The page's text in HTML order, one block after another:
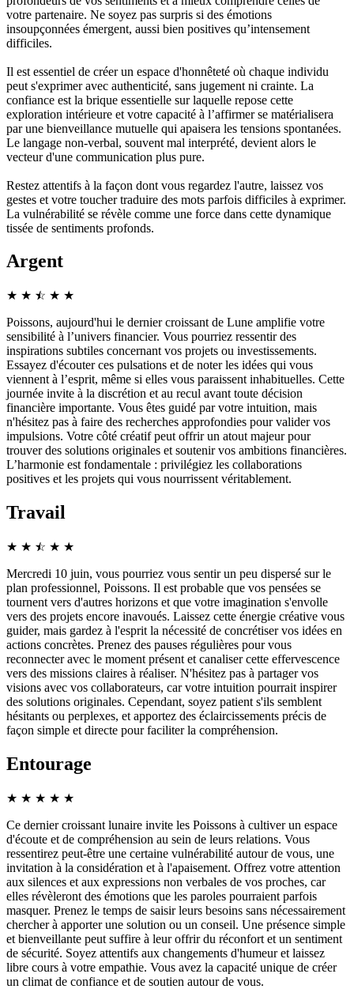
votre partenaire. Ne soyez pas surpris si des émotions
insoupçonnées émergent, aussi bien positives qu’intensement
difficiles.
Il est essentiel de créer un espace d'honnêteté où chaque individu
peut s'exprimer avec authenticité, sans jugement ni crainte. La
confiance est la brique essentielle sur laquelle repose cette
exploration intérieure et votre capacité à l’affirmer se matérialisera
par une bienveillance mutuelle qui apaisera les tensions spontanées.
Le langage non-verbal, souvent mal interprété, devient alors le
vecteur d'une communication plus pure.
Restez attentifs à la façon dont vous regardez l'autre, laissez vos
gestes et votre toucher traduire des mots parfois difficiles à exprimer.
La vulnérabilité se révèle comme une force dans cette dynamique
tissée de sentiments profonds.
Argent
★ ★ ☆
★ ★ ★
Poissons, aujourd'hui le dernier croissant de Lune amplifie votre
sensibilité à l’univers financier. Vous pourriez ressentir des
inspirations subtiles concernant vos projets ou investissements.
Essayez d'écouter ces pulsations et de noter les idées qui vous
viennent à l’esprit, même si elles vous paraissent inhabituelles. Cette
journée invite à la discrétion et au recul avant toute décision
financière importante. Vous êtes guidé par votre intuition, mais
n'hésitez pas à faire des recherches approfondies pour valider vos
impulsions. Votre côté créatif peut offrir un atout majeur pour
trouver des solutions originales et soutenir vos ambitions financières.
L’harmonie est fondamentale : privilégiez les collaborations
positives et les projets qui vous nourrissent véritablement.
Travail
★ ★ ☆
★ ★ ★
Mercredi 10 juin, vous pourriez vous sentir un peu dispersé sur le
plan professionnel, Poissons. Il est probable que vos pensées se
tournent vers d'autres horizons et que votre imagination s'envolle
vers des projets encore inavoués. Laissez cette énergie créative vous
guider, mais gardez à l'esprit la nécessité de concrétiser vos idées en
actions concrètes. Prenez des pauses régulières pour vous
reconnecter avec le moment présent et canaliser cette effervescence
vers des missions claires à réaliser. N'hésitez pas à partager vos
visions avec vos collaborateurs, car votre intuition pourrait inspirer
des solutions originales. Cependant, soyez patient s'ils semblent
hésitants ou perplexes, et apportez des éclaircissements précis de
façon simple et directe pour faciliter la compréhension.
Entourage
★ ★ ★ ★ ★
Ce dernier croissant lunaire invite les Poissons à cultiver un espace
d'écoute et de compréhension au sein de leurs relations. Vous
ressentirez peut-être une certaine vulnérabilité autour de vous, une
invitation à la considération et à l'apaisement. Offrez votre attention
aux silences et aux expressions non verbales de vos proches, car
elles révèleront des émotions que les paroles pourraient parfois
masquer. Prenez le temps de saisir leurs besoins sans nécessairement
chercher à apporter une solution ou un conseil. Une présence simple
et bienveillante peut suffire à leur offrir du réconfort et un sentiment
de sécurité. Soyez attentifs aux changements d'humeur et laissez
libre cours à votre empathie. Vous avez la capacité unique de créer
un climat de confiance et de soutien autour de vous.